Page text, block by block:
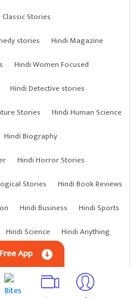
Stories
stories
Hindi Magazine
Hindi Women Focused
Hindi Detective stories
Stories
Hindi Human Science
Hindi Biography
Hindi Horror Stories
Stories
Hindi Book Reviews
Hindi Business
Hindi Sports
Hindi Science
Hindi Anything
App